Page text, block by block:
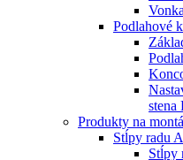
Podlahové
Produkty na
Stĺpy radu
Stĺpy